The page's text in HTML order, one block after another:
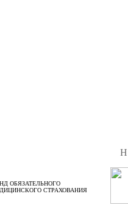
ОБЯЗАТЕЛЬНОГО
СТРАХОВАНИЯ